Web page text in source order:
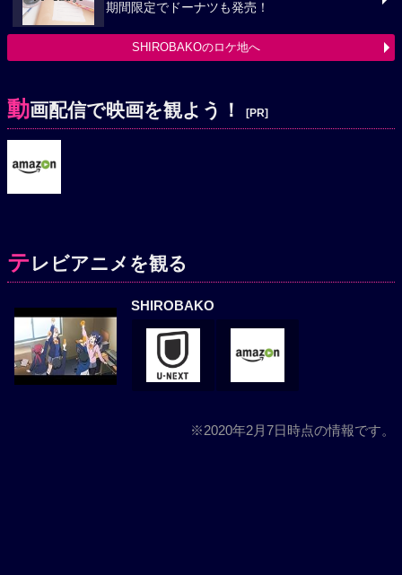
期間限定でドーナツも発売！
SHIROBAKOのロケ地へ
動画配信で映画を観よう！ [PR]
テ レビアニメを観る
SHIROBAKO
※2020年2月7日時点の情報です。